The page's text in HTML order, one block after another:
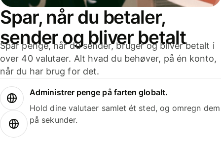
Spar, når du betaler,
sender og bliver betalt
Spar penge, når du sender, bruger og bliver betalt i
over 40 valutaer. Alt hvad du behøver, på én konto,
når du har brug for det.
Administrer penge på farten globalt.
Hold dine valutaer samlet ét sted, og omregn dem
på sekunder.